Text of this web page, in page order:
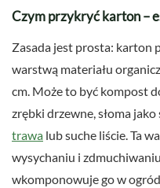
Czym przykryć karton –
Zasada jest prosta: karton
warstwą materiału
cm. Może to być kompost
zrębki drzewne, słoma jako
trawa lub suche liście. Ta
wysychaniu i
wkomponowuje go w